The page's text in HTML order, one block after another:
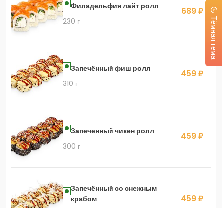
Филадельфия лайт ролл
230 г
689 ₽
Запечённый фиш ролл
310 г
459 ₽
Запеченный чикен ролл
300 г
459 ₽
Запечённый со снежным
крабом
459 ₽
Тёмная тема